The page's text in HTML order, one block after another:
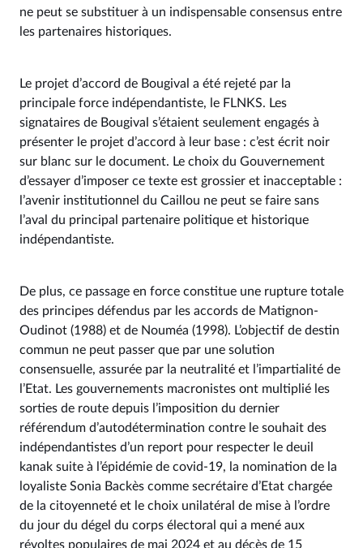
ne peut se substituer à un indispensable consensus entre
les partenaires historiques.
Le projet d’accord de Bougival a été rejeté par la
principale force indépendantiste, le FLNKS. Les
signataires de Bougival s’étaient seulement engagés à
présenter le projet d’accord à leur base : c’est écrit noir
sur blanc sur le document. Le choix du Gouvernement
d’essayer d’imposer ce texte est grossier et inacceptable :
l’avenir institutionnel du Caillou ne peut se faire sans
l’aval du principal partenaire politique et historique
indépendantiste.
De plus, ce passage en force constitue une rupture totale
des principes défendus par les accords de Matignon-
Oudinot (1988) et de Nouméa (1998). L’objectif de destin
commun ne peut passer que par une solution
consensuelle, assurée par la neutralité et l’impartialité de
l’Etat. Les gouvernements macronistes ont multiplié les
sorties de route depuis l’imposition du dernier
référendum d’autodétermination contre le souhait des
indépendantistes d’un report pour respecter le deuil
kanak suite à l’épidémie de covid-19, la nomination de la
loyaliste Sonia Backès comme secrétaire d’Etat chargée
de la citoyenneté et le choix unilatéral de mise à l’ordre
du jour du dégel du corps électoral qui a mené aux
révoltes populaires de mai 2024 et au décès de 15